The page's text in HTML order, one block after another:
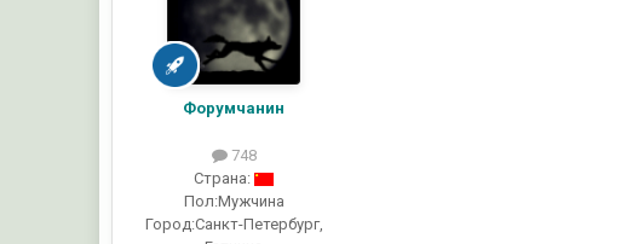
Форумчанин
748
Страна:
Пол:Мужчина
Город:Санкт-Петербург,